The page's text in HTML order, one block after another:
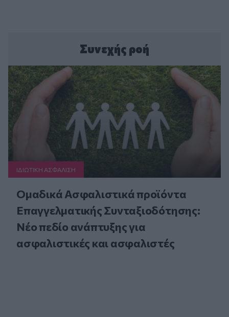
Συνεχής ροή
ΙΔΙΩΤΙΚΗ ΑΣΦAΛΙΣΗ
Ομαδικά Ασφαλιστικά προϊόντα
Επαγγελματικής Συνταξιοδότησης:
Νέο πεδίο ανάπτυξης για
ασφαλιστικές και ασφαλιστές